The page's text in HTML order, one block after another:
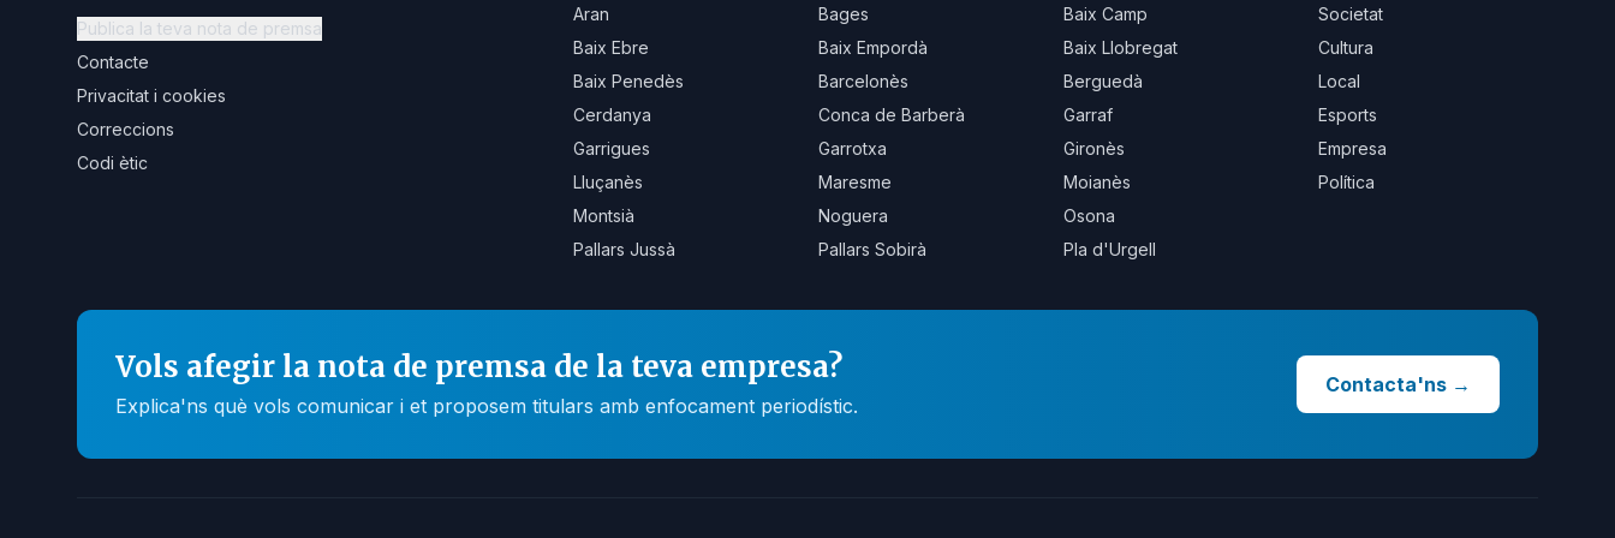
Publica la teva nota de premsa
Contacte
Privacitat i cookies
Correccions
Codi ètic
Aran
Bages
Baix Camp
Baix Ebre
Baix Empordà
Baix Llobregat
Baix Penedès
Barcelonès
Berguedà
Cerdanya
Conca de Barberà
Garraf
Garrigues
Garrotxa
Gironès
Lluçanès
Maresme
Moianès
Montsià
Noguera
Osona
Pallars Jussà
Pallars Sobirà Pla d'Urgell
Societat
Cultura
Local
Esports
Empresa
Política
Vols afegir la nota de premsa de la teva empresa?
Explica'ns què vols comunicar i et proposem titulars amb enfocament periodístic.
Contacta'ns →